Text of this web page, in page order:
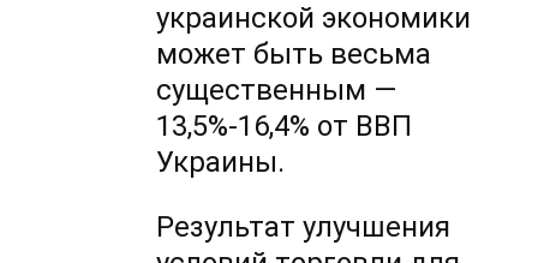
украинской экономики
может быть весьма
существенным —
13,5%-16,4% от ВВП
Украины.
Результат улучшения